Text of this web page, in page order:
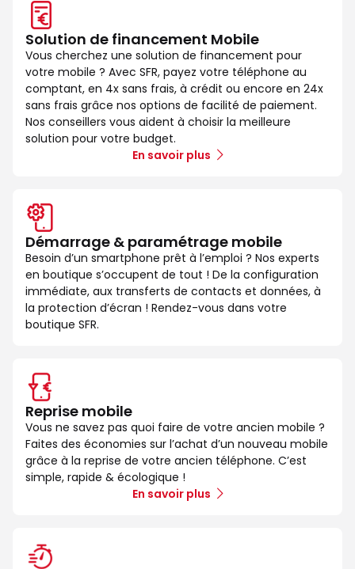
Solution de financement Mobile
Vous cherchez une solution de financement pour
votre mobile ? Avec SFR, payez votre téléphone au
comptant, en 4x sans frais, à crédit ou encore en 24x
sans frais grâce nos options de facilité de paiement.
Nos conseillers vous aident à choisir la meilleure
solution pour votre budget.
En savoir plus
Démarrage & paramétrage mobile
Besoin d’un smartphone prêt à l’emploi ? Nos experts
en boutique s’occupent de tout ! De la configuration
immédiate, aux transferts de contacts et données, à
la protection d’écran ! Rendez-vous dans votre
boutique SFR.
Reprise mobile
Vous ne savez pas quoi faire de votre ancien mobile ?
Faites des économies sur l’achat d’un nouveau mobile
grâce à la reprise de votre ancien téléphone. C’est
simple, rapide & écologique !
En savoir plus